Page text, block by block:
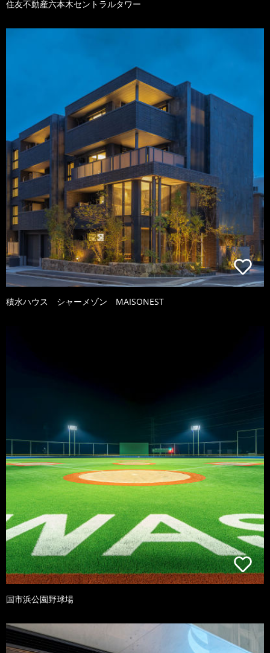
住友不動産六本木セントラルタワー
積水ハウス シャーメゾン MAISONEST
国市浜公園野球場